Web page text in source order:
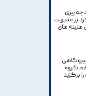
ریزی
بر مدیریت
هزینه های
گروه
برگزید